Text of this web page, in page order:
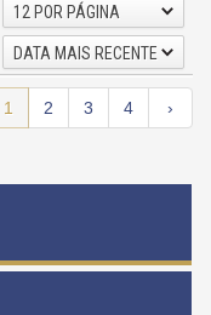
12 POR PÁGINA
DATA MAIS RECENTE
1 2 3 4 ›